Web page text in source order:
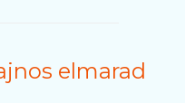
elmarad